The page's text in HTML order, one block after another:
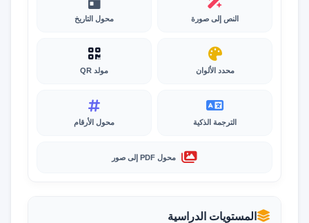
النص إلى صورة محول التاريخ
محدد الألوان مولد QR
الترجمة الذكية محول الأرقام
محول PDF إلى صور
المستويات الدراسية